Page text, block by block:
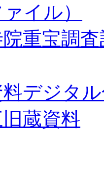
イル）
重宝調
デジタ
蔵資料